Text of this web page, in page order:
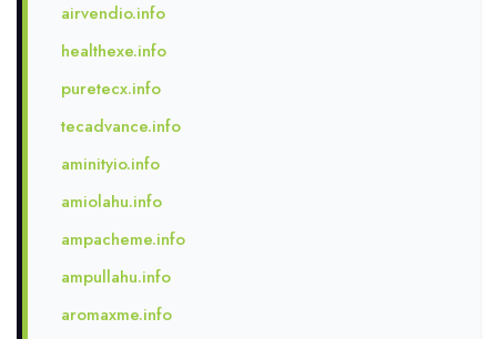
airvendio.info
healthexe.info
puretecx.info
tecadvance.info
aminityio.info
amiolahu.info
ampacheme.info
ampullahu.info
aromaxme.info